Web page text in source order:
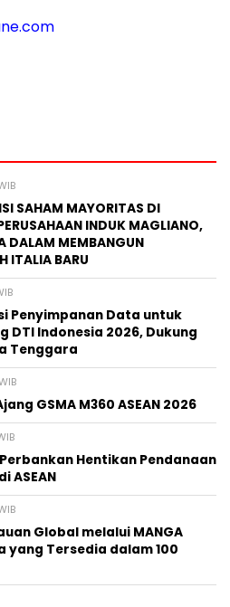
SAHAM MAYORITAS DI
INDUK MAGLIANO,
DALAM MEMBANGUN
ITALIA BARU
Penyimpanan Data untuk
DTI Indonesia 2026, Dukung
Tenggara
GSMA M360 ASEAN 2026
Hentikan Pendanaan
ASEAN
Global melalui MANGA
yang Tersedia dalam 100